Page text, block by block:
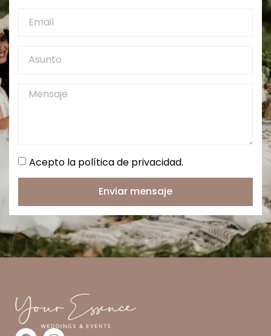
Acepto la política de privacidad.
Enviar mensaje